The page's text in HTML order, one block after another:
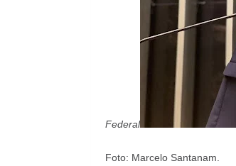
Federal
Foto: Marcelo Santanam.